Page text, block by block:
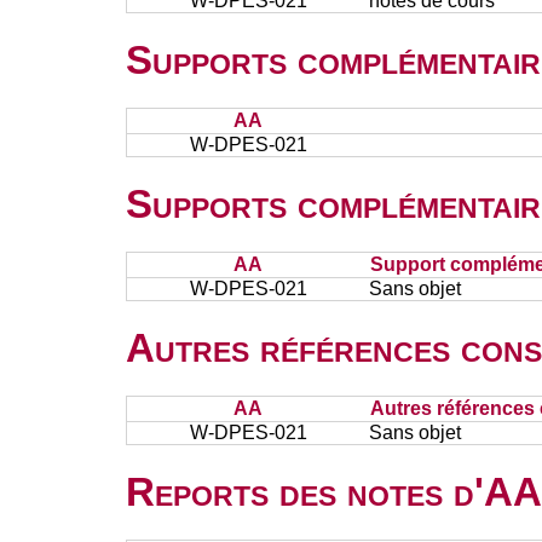
Supports
AA
W-DPES-021
Supports
AA
Support
W-DPES-021
Sans objet
Autres références
AA
Autres références
W-DPES-021
Sans objet
Reports des notes